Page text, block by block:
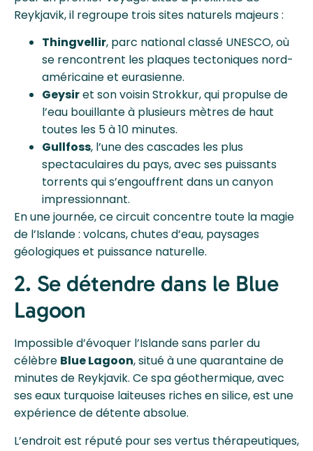
Reykjavik, il regroupe trois sites naturels majeurs :
Thingvellir, parc national classé UNESCO, où
se rencontrent les plaques tectoniques nord-
américaine et eurasienne.
Geysiret son voisin Strokkur, qui propulse de
l’eau bouillante à plusieurs mètres de haut
toutes les 5 à 10 minutes.
Gullfoss, l’une des cascades les plus
spectaculaires du pays, avec ses puissants
torrents qui s’engouffrent dans un canyon
impressionnant.
En une journée, ce circuit concentre toute la magie
de l’Islande : volcans, chutes d’eau, paysages
géologiques et puissance naturelle.
2. Se détendre dans le Blue
Lagoon
Impossible d’évoquer l’Islande sans parler du
célèbre Blue Lagoon, situé à une quarantaine de
minutes de Reykjavik. Ce spa géothermique, avec
ses eaux turquoise laiteuses riches en silice, est une
expérience de détente absolue.
L’endroit est réputé pour ses vertus thérapeutiques,